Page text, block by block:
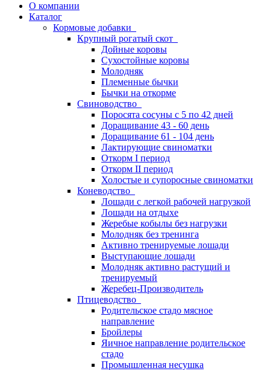
О компании
Каталог
Кормовые добавки
Крупный рогатый скот
Дойные коровы
Сухостойные коровы
Молодняк
Племенные бычки
Бычки на откорме
Свиноводство
Поросята сосуны с 5 по 42 дней
Доращивание 43 - 60 день
Доращивание 61 - 104 день
Лактирующие свиноматки
Откорм I период
Откорм II период
Холостые и супоросные свиноматки
Коневодство
Лошади с легкой рабочей нагрузкой
Лошади на отдыхе
Жеребые кобылы без нагрузки
Молодняк без тренинга
Активно тренируемые лошади
Выступающие лошади
Молодняк активно растущий и
тренируемый
Жеребец-Производитель
Птицеводство
Родительское стадо мясное
направление
Бройлеры
Яичное направление родительское
стадо
Промышленная несушка